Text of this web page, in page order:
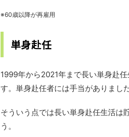
※60歳以降が再雇用
単身赴任
1999年から2021年まで長い単身赴
す。単身赴任者には手当がありまし
そういう点では長い単身赴任生活は
う。